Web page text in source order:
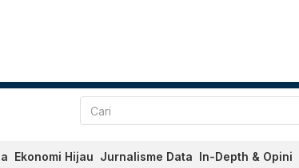
Ekonomi Hijau Jurnalisme Data In-Depth & Opini